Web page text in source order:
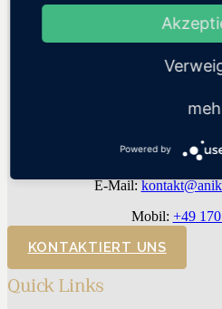
E-Mail:
Mobil: +49
KONTAKTIERT UNS
Quick Links
Powered by